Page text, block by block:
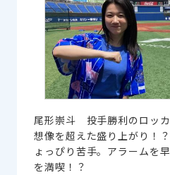
尾形崇斗 投手勝利のロッカ
想像を超えた盛り上がり！
ょっぴり苦手。アラームを
を満喫！？